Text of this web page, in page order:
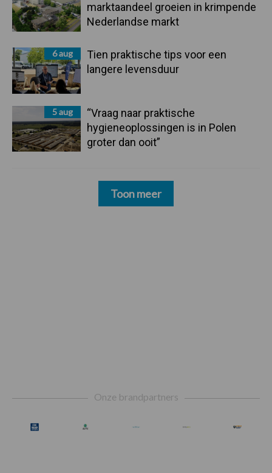
marktaandeel groeien in krimpende
Nederlandse markt
6 aug
Tien praktische tips voor een
langere levensduur
5 aug
“Vraag naar praktische
hygieneoplossingen is in Polen
groter dan ooit”
Toon meer
Onze brandpartners